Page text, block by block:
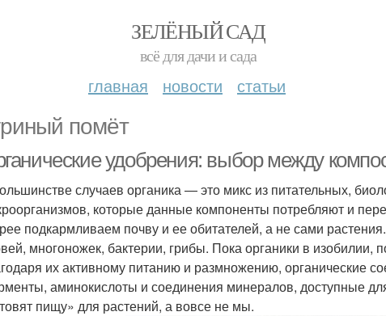
ЗЕЛЁНЫЙ САД
всё для дачи и сада
главная новости статьи
помёт
удобрения: выбор между
случаев органика — это микс из питательных,
которые данные компоненты потребляют и
подкармливаем почву и ее обитателей, а не сами
многоножек, бактерии, грибы. Пока органики в изобилии,
их активному питанию и размножению, органические
аминокислоты и соединения минералов, доступные
пищу» для растений, а вовсе не мы.